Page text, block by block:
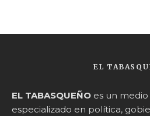
EL
EL TABASQUEÑO es un
especializado en política,